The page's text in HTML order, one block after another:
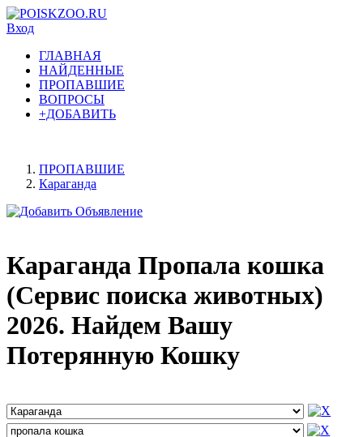
Вход
ГЛАВНАЯ
НАЙДЕННЫЕ
ПРОПАВШИЕ
ВОПРОСЫ
+ДОБАВИТЬ
ПРОПАВШИЕ
Караганда
Караганда Пропала кошка
(Сервис поиска животных)
2026. Найдем Вашу
Потерянную Кошку